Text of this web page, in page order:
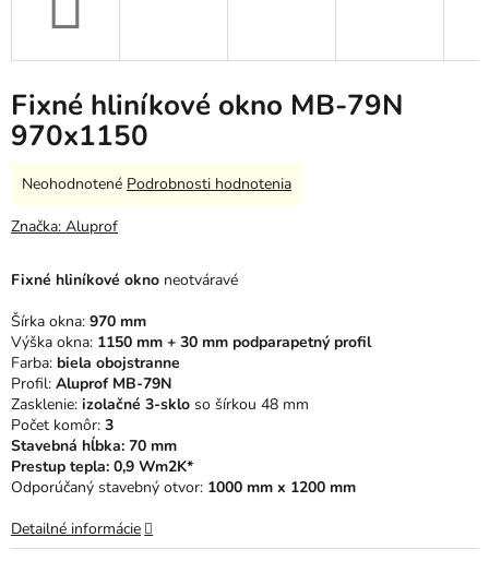
Fixné hliníkové okno MB-79N
970x1150
Fixné hliníkové okno neotváravé
Šírka okna: 970 mm
Výška okna: 1150 mm + 30 mm podparapetný profil
Farba: biela obojstranne
Profil: Aluprof MB-79N
Zasklenie: izolačné 3-sklo so šírkou 48 mm
Počet komôr: 3
Stavebná hĺbka: 70 mm
Prestup tepla: 0,9 Wm2K*
Odporúčaný stavebný otvor: 1000 mm x 1200 mm
Detailné informácie
Priemerné
produktu
z
hviezdičiek.
Neohodnotené Podrobnosti hodnotenia
Značka: Aluprof